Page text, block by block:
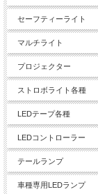
セーフティーライト
マルチライト
プロジェクター
ストロボライト各種
LEDテープ各種
LEDコントローラー
テールランプ
車種専用LEDランプ